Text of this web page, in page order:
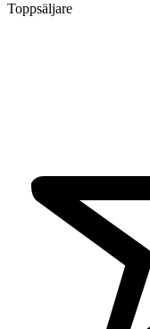
Toppsäljare